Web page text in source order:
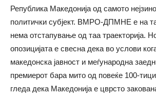
Република Македонија од самото
политички субјект. ВМРО-ДПМНЕ е на
нема отстапување од таа траекторија.
опозицијата е свесна дека во услови
македонска јавност и меѓународна
премиерот бара мито од повеќе 100-
гледа дека Македонија е цврсто